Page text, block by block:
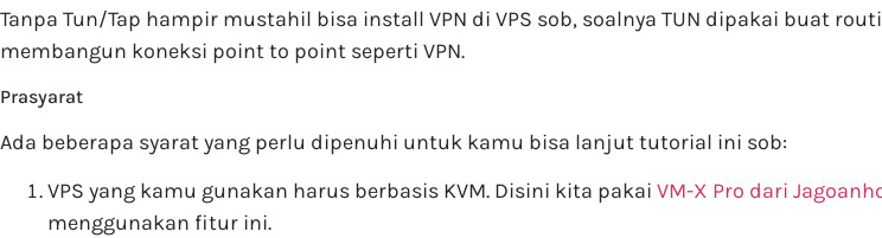
Tanpa Tun/Tap hampir mustahil bisa install VPN di VPS sob, soalnya TUN dipakai buat
membangun koneksi point to point seperti VPN.
Prasyarat
Ada beberapa syarat yang perlu dipenuhi untuk kamu bisa lanjut tutorial ini sob:
VPS yang kamu gunakan harus berbasis KVM. Disini kita pakai VM-X Pro dari
menggunakan fitur ini.